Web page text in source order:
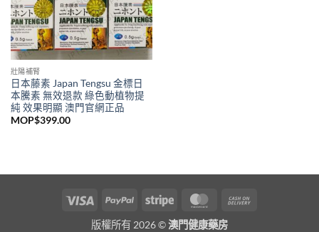
壯陽補腎
日本藤素 Japan Tengsu 金標日
本騰素 無效退款 綠色動植物提
純 效果明顯 澳門官網正品
MOP$399.00
Visa PayPal Stripe MasterCard
版權所有 2026 ©澳門健康藥房